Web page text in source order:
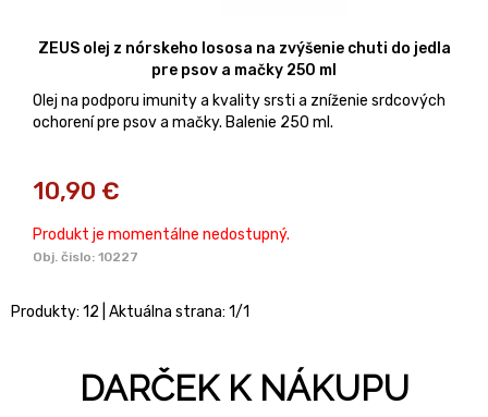
ZEUS olej z nórskeho lososa na zvýšenie chuti do jedla
pre psov a mačky 250 ml
Olej na podporu imunity a kvality srsti a zníženie srdcových
ochorení pre psov a mačky. Balenie 250 ml.
10,90 €
Produkt je momentálne nedostupný.
Obj. čislo: 10227
Produkty: 12 | Aktuálna strana: 1/1
DARČEK K NÁKUPU